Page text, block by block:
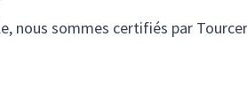
nous sommes certifiés par